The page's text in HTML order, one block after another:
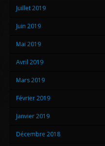
Juillet 2019
Juin 2019
Mai 2019
Avril 2019
Mars 2019
Février 2019
Janvier 2019
Décembre 2018